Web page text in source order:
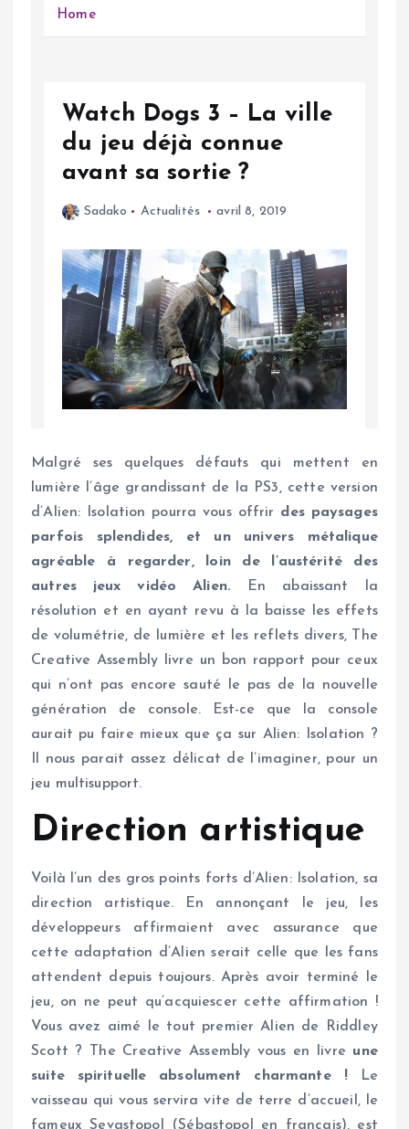
Malgré ses quelques défauts qui mettent en
lumière l’âge grandissant de la PS3, cette version
d’Alien: Isolation pourra vous offrir des paysages
parfois splendides, et un univers métalique
agréable à regarder, loin de l’austérité des
autres jeux vidéo Alien. En abaissant la
résolution et en ayant revu à la baisse les effets
de volumétrie, de lumière et les reflets divers, The
Creative Assembly livre un bon rapport pour ceux
qui n’ont pas encore sauté le pas de la nouvelle
génération de console. Est-ce que la console
aurait pu faire mieux que ça sur Alien: Isolation ?
Il nous parait assez délicat de l’imaginer, pour un
jeu multisupport.
Direction artistique
Voilà l’un des gros points forts d’Alien: Isolation, sa
direction artistique. En annonçant le jeu, les
développeurs affirmaient avec assurance que
cette adaptation d’Alien serait celle que les fans
attendent depuis toujours. Après avoir terminé le
jeu, on ne peut qu’acquiescer cette affirmation !
Vous avez aimé le tout premier Alien de Riddley
Scott ? The Creative Assembly vous en livre une
suite spirituelle absolument charmante !Le
vaisseau qui vous servira vite de terre d’accueil, le
fameux Sevastopol (Sébastopol en français), est